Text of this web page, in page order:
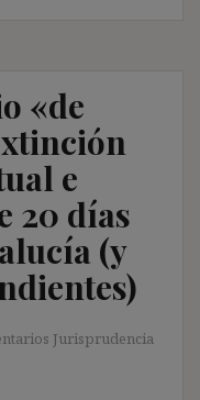
«de
e
20 días
(y
Jurisprudencia